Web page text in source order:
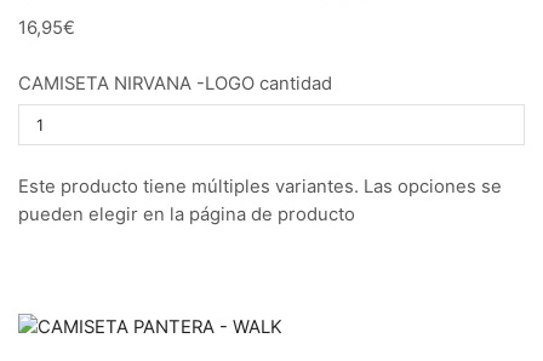
16,95€
CAMISETA NIRVANA -LOGO cantidad
Este producto tiene múltiples variantes. Las opciones se
pueden elegir en la página de producto